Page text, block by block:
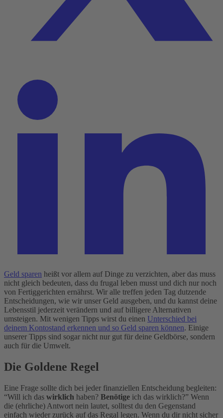
Geld sparen heißt vor allem auf Dinge zu verzichten, aber das muss
nicht gleich bedeuten, dass du frugal leben musst und dich nur noch
von Fertiggerichten ernährst. Wir alle treffen jeden Tag dutzende
Entscheidungen, wie wir unser Geld ausgeben, und du kannst deine
Lebensstil jederzeit verändern und auf billigere Alternativen
umsteigen. Mit wenigen Tipps wirst du einen Unterschied bei
deinem Kontostand erkennen und so Geld sparen können. Einige
unserer Tipps sind sogar nicht nur gut für deine Geldbörse, sondern
auch für die Umwelt.
Die Goldene Regel
Eine Frage sollte dich bei jeder finanziellen Entscheidung begleiten:
“Will ich das wirklich haben? Benötige ich das wirklich?” Wenn
die (ehrliche) Antwort nein lautet, solltest du den Gegenstand
einfach wieder zurück auf das Regal legen. Wenn du dir nicht sicher